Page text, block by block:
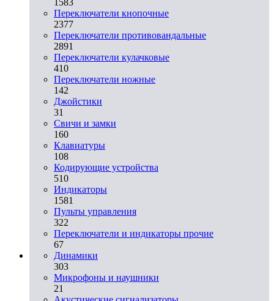
Переключатели кнопочные
2377
Переключатели противовандальные
2891
Переключатели кулачковые
410
Переключатели ножные
142
Джойстики
31
Свичи и замки
160
Клавиатуры
108
Кодирующие устройства
510
Индикаторы
1581
Пульты управления
322
Переключатели и индикаторы прочие
67
Динамики
303
Микрофоны и наушники
21